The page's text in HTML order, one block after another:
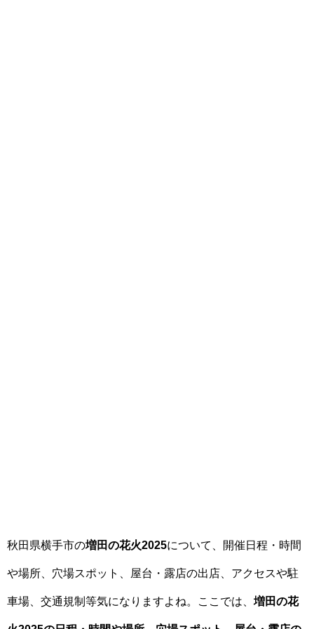
秋田県横手市の増田の花火2025について、開催日程・時間
や場所、穴場スポット、屋台・露店の出店、アクセスや駐
車場、交通規制等気になりますよね。ここでは、 増田の花